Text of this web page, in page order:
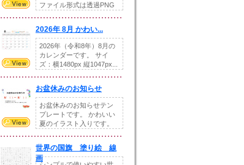
ファイル形式は透過PNG
2026年 8月 かわい...
2026年（令和8年）8月の
カレンダーです。 サイ
ズ：横1480px 縦1047px...
お盆休みのお知らせ
お盆休みのお知らせテン
プレートです。 かわいい
夏のイラスト入りです。
世界の国旗 塗り絵 線
画